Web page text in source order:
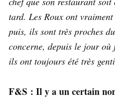
tard. Les Roux ont
puis, ils sont très proches
concerne, depuis le jour où
ils ont toujours été très
F&S : Il y a un certain